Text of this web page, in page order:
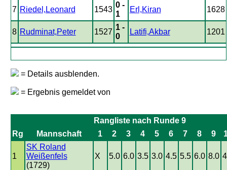
7 Riedel,Leonard 1543
0 -
1
Erl,Kiran 1628
8 Rudminat,Peter 1527
1 -
0
Latifi,Akbar 1201
= Details ausblenden.
= Ergebnis gemeldet von
Rangliste nach Runde 9
Rg
Mannschaft 1 2 3 4 5 6 7 8 9
1
SK Roland
Weißenfels
(1729)
X 5.0 6.0 3.5 3.0 4.5 5.5 6.0 8.0